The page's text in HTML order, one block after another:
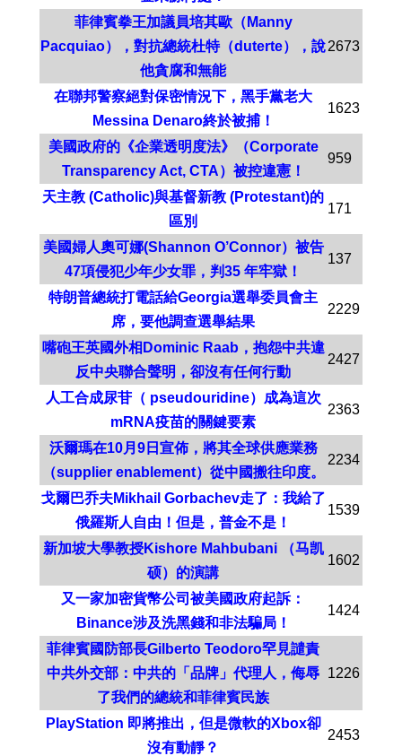
菲律賓拳王加議員培其歐（Manny
Pacquiao），對抗總統杜特（duterte），說
他貪腐和無能
2673
在聯邦警察絕對保密情況下，黑手黨老大
Messina Denaro終於被捕！
1623
美國政府的《企業透明度法》（Corporate
Transparency Act, CTA）被控違憲！
959
天主教 (Catholic)與基督新教 (Protestant)的
區別
171
美國婦人奧可娜(Shannon O’Connor）被告
47項侵犯少年少女罪，判35 年牢獄！
137
特朗普總統打電話給Georgia選舉委員會主
席，要他調查選舉結果
2229
嘴砲王英國外相Dominic Raab，抱怨中共違
反中央聯合聲明，卻沒有任何行動
2427
人工合成尿苷（ pseudouridine）成為這次
mRNA疫苗的關鍵要素
2363
沃爾瑪在10月9日宣佈，將其全球供應業務
（supplier enablement）從中國搬往印度。
2234
戈爾巴乔夫Mikhail Gorbachev走了：我給了
俄羅斯人自由！但是，普金不是！
1539
新加坡大學教授Kishore Mahbubani （马凯
硕）的演講
1602
又一家加密貨幣公司被美國政府起訴：
Binance涉及洗黑錢和非法騙局！
1424
菲律賓國防部長Gilberto Teodoro罕見譴責
中共外交部：中共的「品牌」代理人，侮辱
了我們的總統和菲律賓民族
1226
PlayStation 即將推出，但是微軟的Xbox卻
沒有動靜？
2453